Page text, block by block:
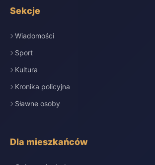
Sekcje
Wiadomości
Sport
Kultura
Kronika policyjna
Sławne osoby
Dla mieszkańców